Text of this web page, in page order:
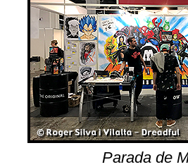
Parada de